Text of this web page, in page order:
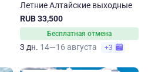
Летние Алтайские выходные
RUB 33,500
Бесплатная отмена
3 дн. 14—16 августа +3